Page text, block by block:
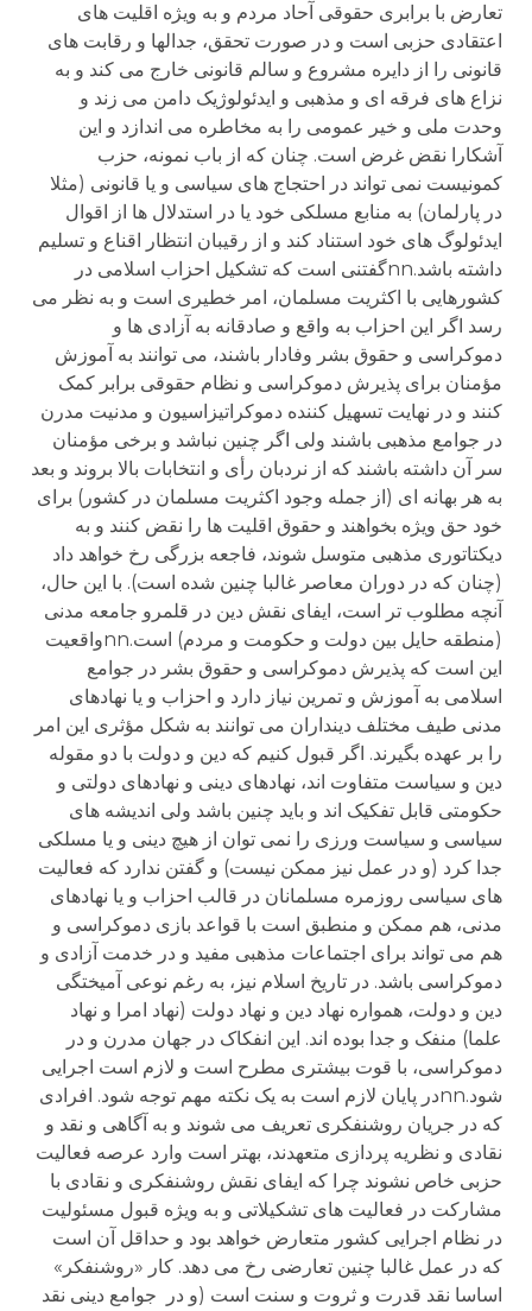
تعارض با برابری حقوقی آحاد مردم و به ویژه اقلیت های
اعتقادی حزبی است و در صورت تحقق، جدالها و رقابت های
قانونی را از دایره مشروع و سالم قانونی خارج می کند و به
نزاع های فرقه ای و مذهبی و ایدئولوژیک دامن می زند و
وحدت ملی و خیر عمومی را به مخاطره می اندازد و این
آشکارا نقض غرض است. چنان که از باب نمونه، حزب
کمونیست نمی تواند در احتجاج های سیاسی و یا قانونی (مثلا
در پارلمان) به منابع مسلکی خود یا در استدلال ها از اقوال
ایدئولوگ های خود استناد کند و از رقیبان انتظار اقناع و تسلیم
داشته باشد.nnگفتنی است که تشکیل احزاب اسلامی در
کشورهایی با اکثریت مسلمان، امر خطیری است و به نظر می
رسد اگر این احزاب به واقع و صادقانه به آزادی ها و
دموکراسی و حقوق بشر وفادار باشند، می توانند به آموزش
مؤمنان برای پذیرش دموکراسی و نظام حقوقی برابر کمک
کنند و در نهایت تسهیل کننده دموکراتیزاسیون و مدنیت مدرن
در جوامع مذهبی باشند ولی اگر چنین نباشد و برخی مؤمنان
سر آن داشته باشند که از نردبان رأی و انتخابات بالا بروند و بعد
به هر بهانه ای (از جمله وجود اکثریت مسلمان در کشور) برای
خود حق ویژه بخواهند و حقوق اقلیت ها را نقض کنند و به
دیکتاتوری مذهبی متوسل شوند، فاجعه بزرگی رخ خواهد داد
(چنان که در دوران معاصر غالبا چنین شده است). با این حال،
آنچه مطلوب تر است، ایفای نقش دین در قلمرو جامعه مدنی
(منطقه حایل بین دولت و حکومت و مردم) است.nnواقعیت
این است که پذیرش دموکراسی و حقوق بشر در جوامع
اسلامی به آموزش و تمرین نیاز دارد و احزاب و یا نهادهای
مدنی طیف مختلف دینداران می توانند به شکل مؤثری این امر
را بر عهده بگیرند. اگر قبول کنیم که دین و دولت با دو مقوله
دین و سیاست متفاوت اند، نهادهای دینی و نهادهای دولتی و
حکومتی قابل تفکیک اند و باید چنین باشد ولی اندیشه های
سیاسی و سیاست ورزی را نمی توان از هیچ دینی و یا مسلکی
جدا کرد (و در عمل نیز ممکن نیست) و گفتن ندارد که فعالیت
های سیاسی روزمره مسلمانان در قالب احزاب و یا نهادهای
مدنی، هم ممکن و منطبق است با قواعد بازی دموکراسی و
هم می تواند برای اجتماعات مذهبی مفید و در خدمت آزادی و
دموکراسی باشد. در تاریخ اسلام نیز، به رغم نوعی آمیختگی
دین و دولت، همواره نهاد دین و نهاد دولت (نهاد امرا و نهاد
علما) منفک و جدا بوده اند. این انفکاک در جهان مدرن و در
دموکراسی، با قوت بیشتری مطرح است و لازم است اجرایی
شود.nnدر پایان لازم است به یک نکته مهم توجه شود. افرادی
که در جریان روشنفکری تعریف می شوند و به آگاهی و نقد و
نقادی و نظریه پردازی متعهدند، بهتر است وارد عرصه فعالیت
حزبی خاص نشوند چرا که ایفای نقش روشنفکری و نقادی با
مشارکت در فعالیت های تشکیلاتی و به ویژه قبول مسئولیت
در نظام اجرایی کشور متعارض خواهد بود و حداقل آن است
که در عمل غالبا چنین تعارضی رخ می دهد. کار «روشنفکر»
اساسا نقد قدرت و ثروت و سنت است (و در جوامع دینی نقد